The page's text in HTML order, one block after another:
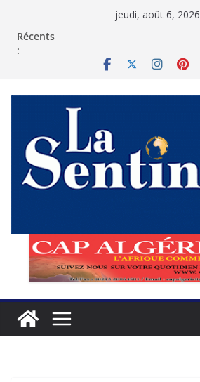
jeudi, août 6, 2026
Récents
: